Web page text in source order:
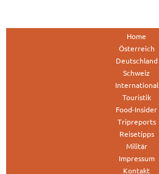
Home
Österreich
Deutschland
Schweiz
International
Touristik
Food-Insider
Tripreports
Reisetipps
Militär
Impressum
Kontakt